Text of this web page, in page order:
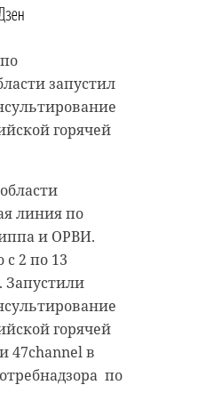
запустил
горячей
линия по
и ОРВИ.
2 по 13
Запустили
горячей
47channel в
по
школы,
а также
«Время с
дружно и
учителя
копали
сажали
из
с толком»
и
будут
школы.